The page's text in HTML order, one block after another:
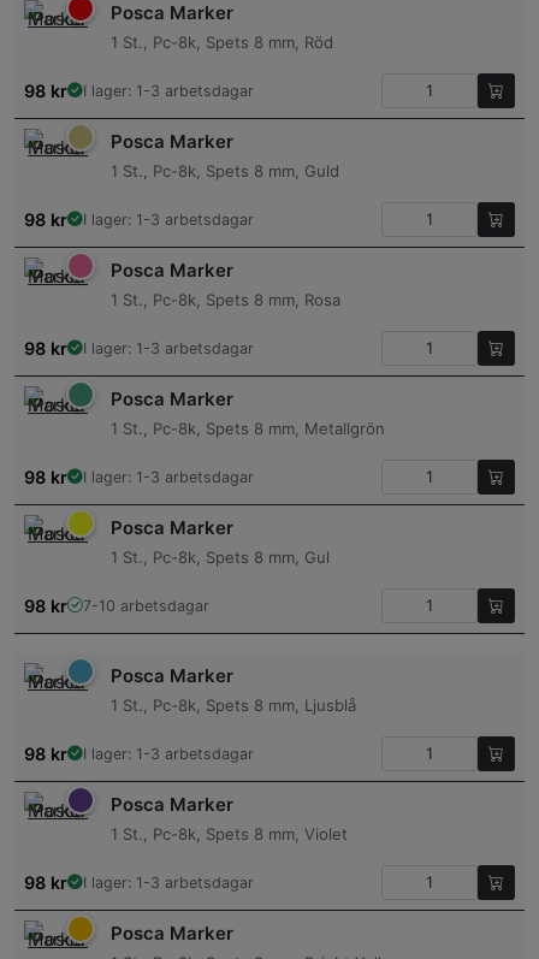
Posca Marker
1 St., Pc-8k, Spets 8 mm, Röd
98 kr I lager: 1-3 arbetsdagar
Posca Marker
1 St., Pc-8k, Spets 8 mm, Guld
98 kr I lager: 1-3 arbetsdagar
Posca Marker
1 St., Pc-8k, Spets 8 mm, Rosa
98 kr I lager: 1-3 arbetsdagar
Posca Marker
1 St., Pc-8k, Spets 8 mm, Metallgrön
98 kr I lager: 1-3 arbetsdagar
Posca Marker
1 St., Pc-8k, Spets 8 mm, Gul
98 kr 7-10 arbetsdagar
Posca Marker
1 St., Pc-8k, Spets 8 mm, Ljusblå
98 kr I lager: 1-3 arbetsdagar
Posca Marker
1 St., Pc-8k, Spets 8 mm, Violet
98 kr I lager: 1-3 arbetsdagar
Posca Marker